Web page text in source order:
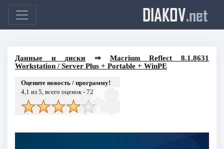
DIAKOV.net
Данные и диски ⇒ Macrium Reflect 8.1.8631
Workstation / Server Plus + Portable + WinPE
Оцените новость / программу!
4,1 из 5, всего оценок - 72